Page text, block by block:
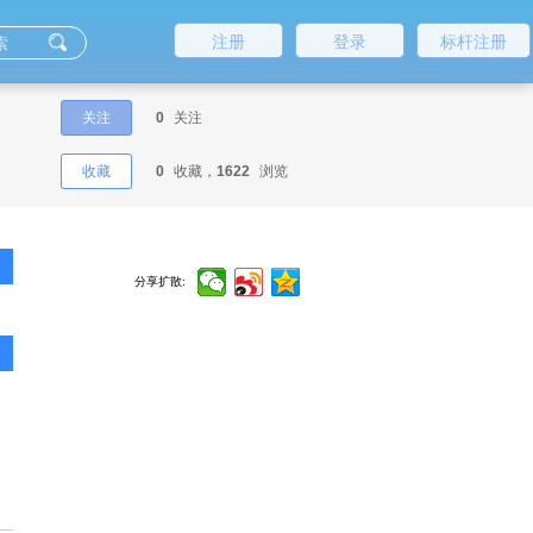
标杆注册
登录
注册
关注 0 关注
收藏 0 收藏， 1622 浏览
分享扩散: